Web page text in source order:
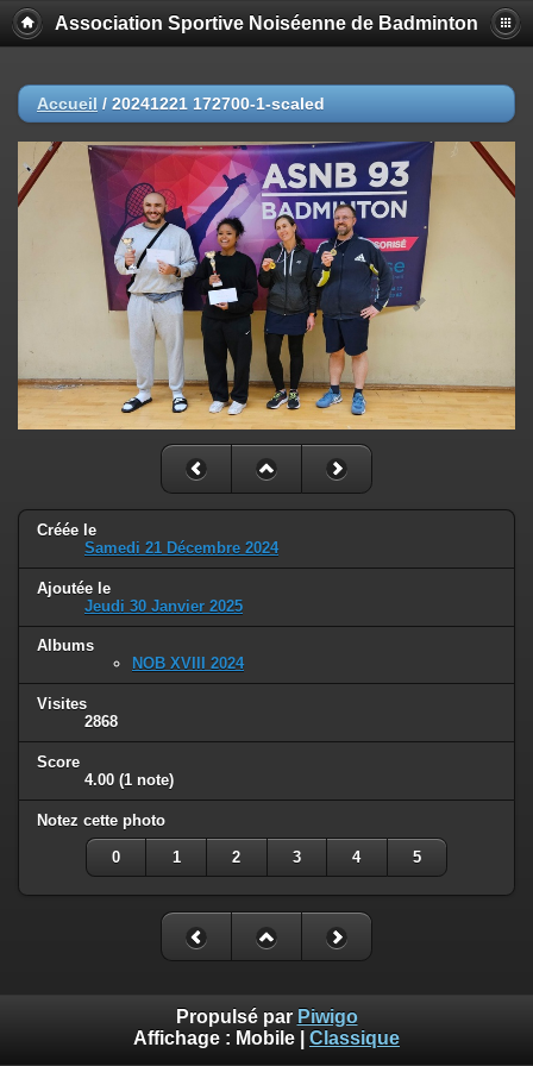
Association Sportive Noiséenne de Badminton
Accueil / 20241221 172700-1-scaled
Créée le
Samedi 21 Décembre 2024
Ajoutée le
Jeudi 30 Janvier 2025
Albums
NOB XVIII 2024
Visites
2868
Score
4.00 (1 note)
Notez cette photo
0 1 2 3 4 5
Propulsé par Piwigo
Affichage : Mobile Classique